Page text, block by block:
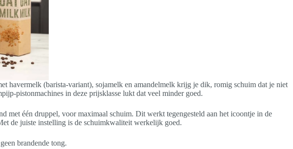
havermelk (barista-variant), sojamelk en amandelmelk krijg je dik, romig schuim dat je niet
pistonmachines in deze prijsklasse lukt dat veel minder goed.
met één druppel, voor maximaal schuim. Dit werkt tegengesteld aan het icoontje in de
de juiste instelling is de schuimkwaliteit werkelijk goed.
brandende tong.